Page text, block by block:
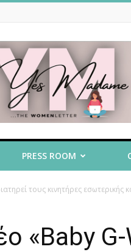
PRESS ROOM
τους κινητήρες εσωτερικής
«Baby G-